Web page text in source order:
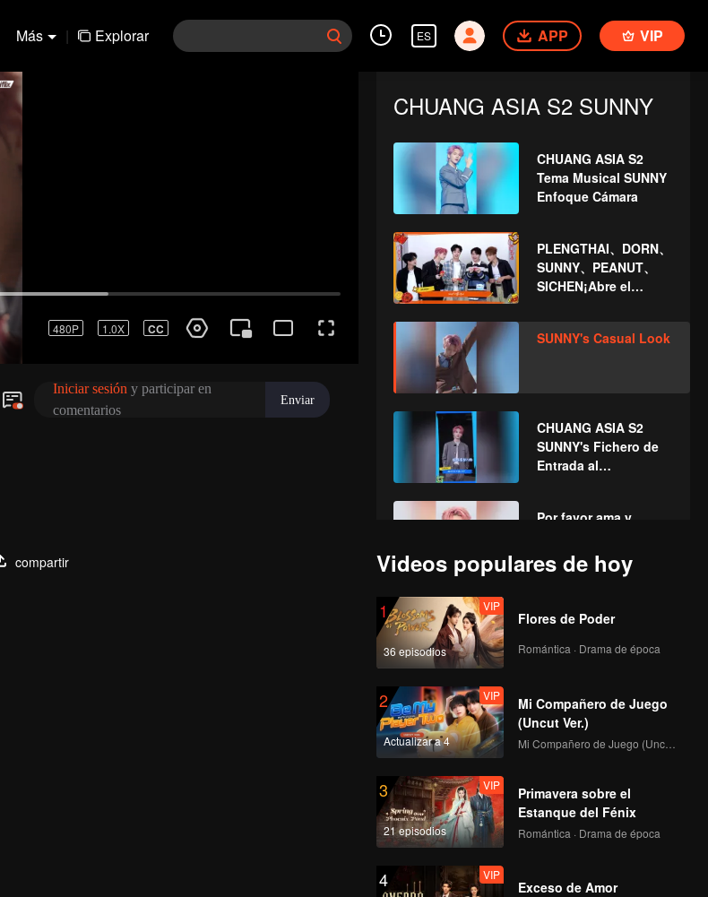
Más | Explorar ES APP VIP
CHUANG ASIA S2 SUNNY
CHUANG ASIA S2
Tema Musical SUNNY
Enfoque Cámara
PLENGTHAI、DORN、
SUNNY、PEANUT、
SICHEN¡Abre el
Año Nuevo chino!
¡Seamos juntos
SUNNY's Casual Look
CHUANG ASIA S2
SUNNY's Fichero de
Entrada al
Por favor ama y
CHUANG ASIA S2
compartir
Videos populares de hoy
1
36 episodios
VIP
Flores de Poder
Romántica · Drama de época
2
Actualizar a 4
VIP
Mi Compañero de Juego
(Uncut Ver.)
Mi Compañero de Juego (Uncut Ver.)
3
21 episodios
VIP
Primavera sobre el
Estanque del Fénix
Romántica · Drama de época
4 VIP
Exceso de Amor